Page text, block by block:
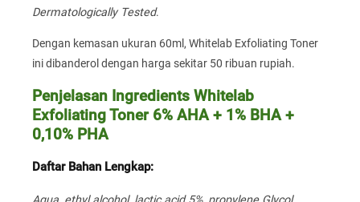
Dermatologically Tested.
Dengan kemasan ukuran 60ml, Whitelab Exfoliating Toner
ini dibanderol dengan harga sekitar 50 ribuan rupiah.
Penjelasan Ingredients Whitelab
Exfoliating Toner 6% AHA + 1% BHA +
0,10% PHA
Daftar Bahan Lengkap:
Aqua, ethyl alcohol, lactic acid 5%, propylene Glycol,